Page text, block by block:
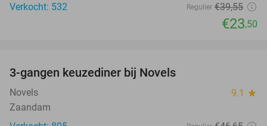
Verkocht: 532
Regulier €39,55
€23,50
3-gangen keuzediner bij Novels
Novels 9.1 star
Zaandam